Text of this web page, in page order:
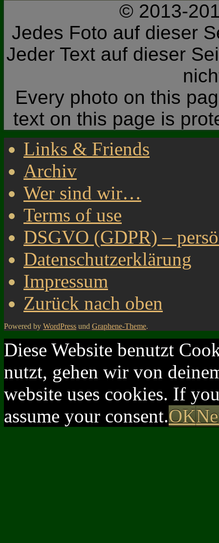
© 2013-
Jedes Foto auf dieser
Jeder Text auf dieser
Every photo on this
text on this page is
Links & Friends
Archiv
Wer sind wir…
Terms of use
DSGVO (GDPR) –
Datenschutzerklärung
Impressum
Zurück nach oben
Powered by WordPress und Graphene-Theme.
Diese Website benutzt
nutzt, gehen wir von
website uses cookies. If
assume your consent.OK